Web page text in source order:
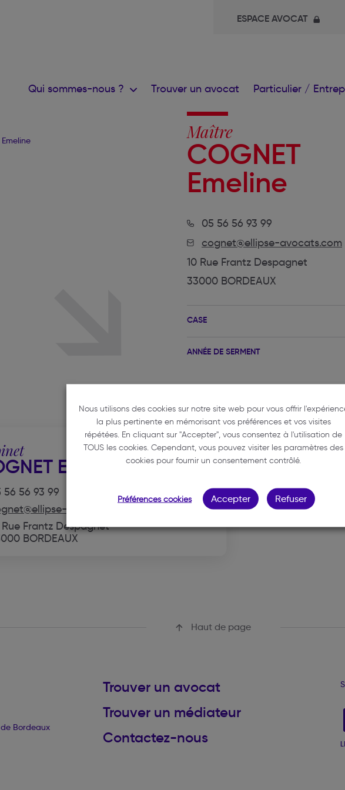
ESPACE AVOCAT
Qui sommes-nous ? Trouver un avocat Particulier /
Maître
COGNET
Emeline
05 56 56 93 99
cognet@ellipse-avocats.com
10 Rue Frantz Despagnet
33000 BORDEAUX
CASE
ANNÉE DE SERMENT
EMELINE
56 56 93 99
avocats.com
Rue Frantz Despagnet
BORDEAUX
Haut de page
Bordeaux
Trouver un avocat
Trouver un médiateur
Contactez-nous
Nous utilisons des cookies sur notre site web pour vous offrir
la plus pertinente en mémorisant vos préférences et vos visites
répétées. En cliquant sur "Accepter", vous consentez à l'utilisation de
TOUS les cookies. Cependant, vous pouvez visiter les paramètres des
cookies pour fournir un consentement contrôlé.
Préférences cookies Accepter Refuser